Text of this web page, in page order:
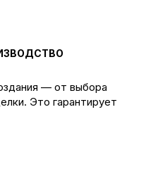
— от выбора
Это гарантирует